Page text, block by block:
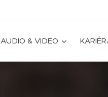
AUDIO & VIDEO